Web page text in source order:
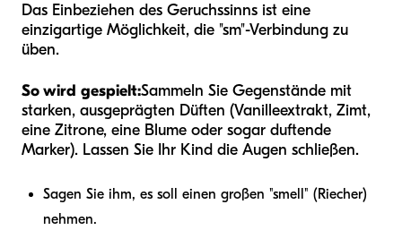
Das Einbeziehen des Geruchssinns ist eine
einzigartige Möglichkeit, die "sm"-Verbindung zu
üben.
So wird gespielt:Sammeln Sie Gegenstände mit
starken, ausgeprägten Düften (Vanilleextrakt, Zimt,
eine Zitrone, eine Blume oder sogar duftende
Marker). Lassen Sie Ihr Kind die Augen schließen.
Sagen Sie ihm, es soll einen großen "smell" (Riecher)
nehmen.